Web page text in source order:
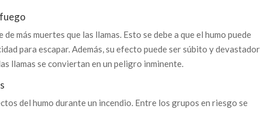
más muertes que las llamas. Esto se debe a que el humo puede
para escapar. Además, su efecto puede ser súbito y
llamas se conviertan en un peligro inminente.
del humo durante un incendio. Entre los grupos en riesgo se